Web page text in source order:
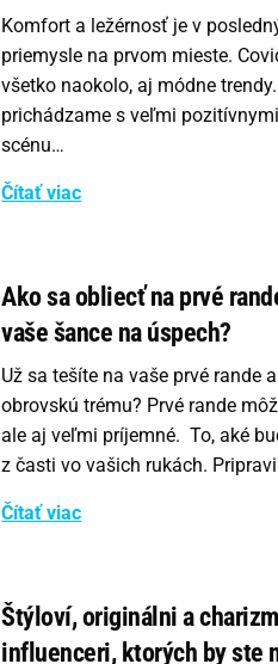
Komfort a ležérnosť je v
priemysle na prvom mieste.
všetko naokolo, aj módne
prichádzame s veľmi
scénu…
Čítať viac
Ako sa obliecť na prvé
vaše šance na úspech?
Už sa tešíte na vaše prvé rande
obrovskú trému? Prvé rande
ale aj veľmi príjemné. To, aké
z časti vo vašich rukách.
Čítať viac
Štýloví, originálni a
influenceri, ktorých by ste